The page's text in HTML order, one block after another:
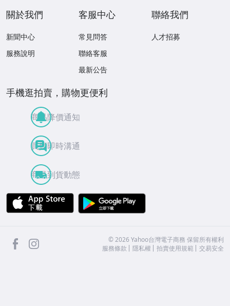
關於我們
新聞中心
服務說明
客服中心
常見問答
聯絡客服
最新公告
聯絡我們
人才招募
手機逛拍賣，購物更便利
商品降價通知
買賣即時溝通
商品到貨動態
APP Store
facebook ©2026 Yahoo台灣電子商務 保留所有權利
服務條款
隱私權 拍賣使用規範 交易安全